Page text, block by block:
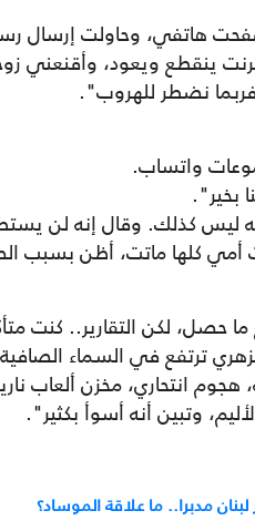
هاتفي، وحاولت إرسال
ينقطع ويعود، وأقنعني
نضطر للهروب".
واتساب.
بخير".
ليس كذلك. وقال إنه لن
أمي كلها ماتت، أظن بسبب
حصل، لكن التقارير.. كنت
ترتفع في السماء
هجوم انتحاري، مخزن ألعاب
وتبين أنه أسوأ بكثير".
مدبرا.. ما علاقة الموساد؟